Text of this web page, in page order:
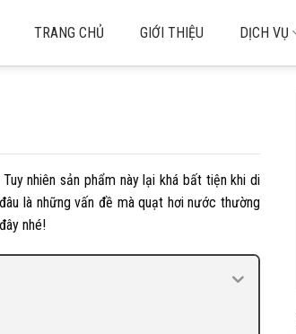
TRANG CHỦ GIỚI THIỆU DỊCH VỤ
nhiên sản phẩm này lại khá bất tiện khi di
là những vấn đề mà quạt hơi nước thường
nhé!